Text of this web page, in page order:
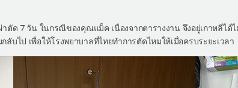
ตัด 7 วัน ในกรณีของคุณแม็ค เนื่องจากตารางงาน จึงอยู่เกาหลีไ
บไป เพื่อให้โรงพยาบาลที่ไทยทำการตัดไหมให้เมื่อครบระยะเวลา